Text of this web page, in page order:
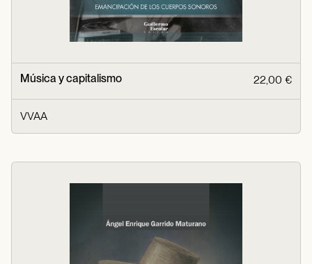
Música y capitalismo 22,00 €
VVAA